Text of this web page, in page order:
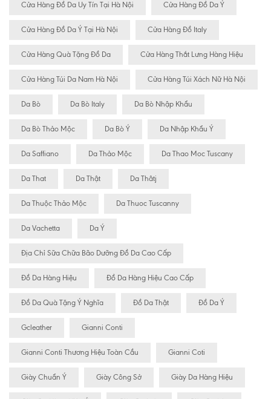
Cửa Hàng Đồ Da Uy Tín Tại Hà Nội Cửa Hàng Đồ Da Ý
Cửa Hàng Đồ Da Ý Tại Hà Nội Cửa Hàng Đồ Italy
Cửa Hàng Quà Tặng Đồ Da Cửa Hàng Thắt Lưng Hàng Hiệu
Cửa Hàng Túi Da Nam Hà Nội Cửa Hàng Túi Xách Nữ Hà Nội
Da Bò Da Bò Italy Da Bò Nhập Khẩu
Da Bò Thảo Mộc Da Bò Ý Da Nhập Khẩu Ý
Da Saffiano Da Thảo Mộc Da Thao Moc Tuscany
Da That Da Thật Da Thâtj
Da Thuộc Thảo Mộc Da Thuoc Tuscanny
Da Vachetta Da Ý
Địa Chỉ Sữa Chữa Bão Dưỡng Đồ Da Cao Cấp
Đồ Da Hàng Hiệu Đồ Da Hàng Hiệu Cao Cấp
Đồ Da Quà Tặng Ý Nghĩa Đồ Da Thật Đồ Da Ý
Gcleather Gianni Conti
Gianni Conti Thương Hiệu Toàn Cầu Gianni Coti
Giày Chuẩn Ý Giày Công Sở Giày Da Hàng Hiệu